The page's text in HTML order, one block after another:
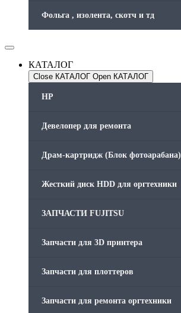
Фольга , изолента, скотч и тд
КАТАЛОГ
Close КАТАЛОГ Open КАТАЛОГ
HP
Девелопер для ремонта
Драм-картридж (Блок фотоарабана)
Жесткий диск HDD для оргтехники
ЗАПЧАСТИ FUJITSU
Запчасти для 3D принтера
Запчасти для плоттеров
Запчасти для ремонта оргтехники